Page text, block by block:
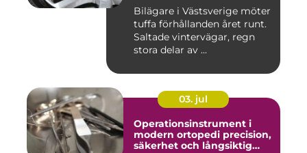
Bilägare i Västsverige möter
tuffa förhållanden året runt.
Saltade vintervägar, regn
stora delar av ...
03. jul
Operationsinstrument i
modern ortopedi precision,
säkerhet och långsiktig